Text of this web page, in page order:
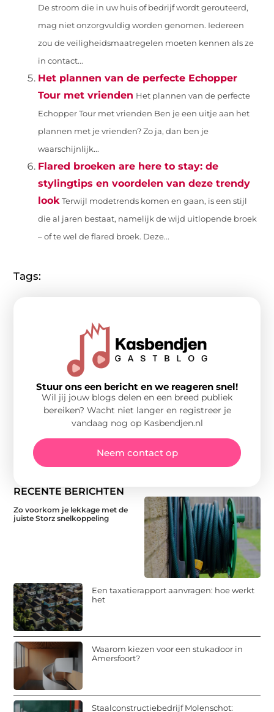
De stroom die in uw huis of bedrijf wordt gerouteerd,
mag niet onzorgvuldig worden genomen. Iedereen
zou de veiligheidsmaatregelen moeten kennen als ze
in contact...
Het plannen van de perfecte Echopper
Tour met vrienden Het plannen van de perfecte
Echopper Tour met vrienden Ben je een uitje aan het
plannen met je vrienden? Zo ja, dan ben je
waarschijnlijk...
Flared broeken are here to stay: de
stylingtips en voordelen van deze trendy
look Terwijl modetrends komen en gaan, is een stijl
die al jaren bestaat, namelijk de wijd uitlopende broek
– of te wel de flared broek. Deze...
Tags:
RECENTE BERICHTEN
Zo voorkom je lekkage met de
juiste Storz snelkoppeling
Een taxatierapport aanvragen: hoe werkt
het
Waarom kiezen voor een stukadoor in
Amersfoort?
Staalconstructiebedrijf Molenschot:
Stuur ons een bericht en we reageren snel!
Wil jij jouw blogs delen en een breed publiek
bereiken? Wacht niet langer en registreer je
vandaag nog op Kasbendjen.nl
Neem contact op